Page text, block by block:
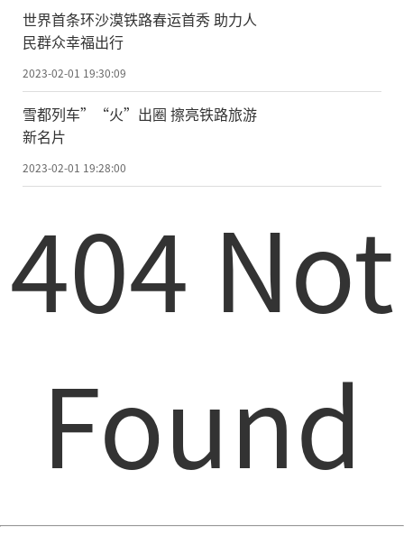
世界首条环沙漠铁路春运首秀 助力人
民群众幸福出行
2023-02-01 19:30:09
雪都列车”“火”出圈 擦亮铁路旅游
新名片
2023-02-01 19:28:00
404 Not
Found